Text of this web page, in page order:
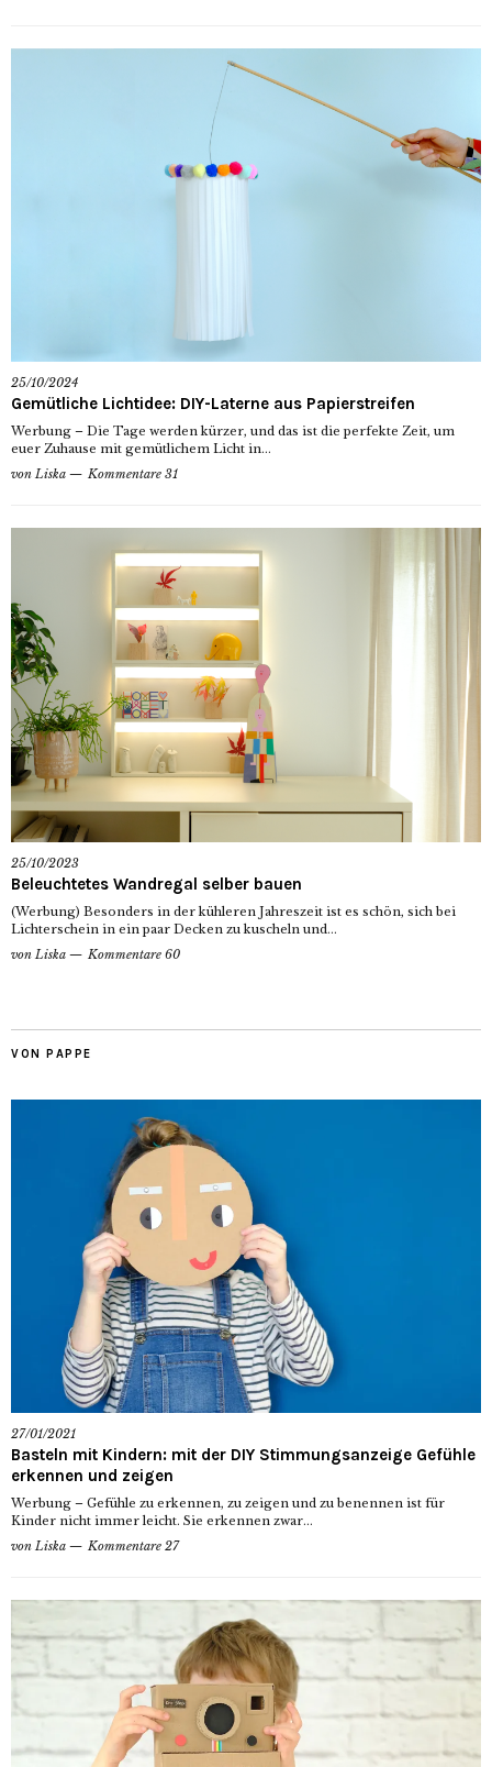
25/10/2024
Gemütliche Lichtidee: DIY-Laterne aus Papierstreifen
Werbung – Die Tage werden kürzer, und das ist die perfekte Zeit, um
euer Zuhause mit gemütlichem Licht in...
von Liska Kommentare 31
25/10/2023
Beleuchtetes Wandregal selber bauen
(Werbung) Besonders in der kühleren Jahreszeit ist es schön, sich bei
Lichterschein in ein paar Decken zu kuscheln und...
von Liska Kommentare 60
VON PAPPE
27/01/2021
Basteln mit Kindern: mit der DIY Stimmungsanzeige Gefühle
erkennen und zeigen
Werbung – Gefühle zu erkennen, zu zeigen und zu benennen ist für
Kinder nicht immer leicht. Sie erkennen zwar...
von Liska Kommentare 27